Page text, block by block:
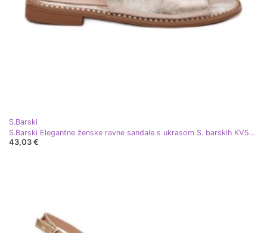
S.Barski
S.Barski Elegantne ženske ravne sandale s ukrasom S. barskih KV51-082 zlata zlatni
43,03 €